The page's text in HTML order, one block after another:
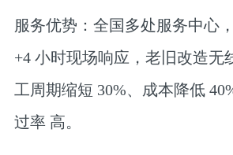
服务优势：全国多处服务中心
+4 小时现场响应，老旧改造无
工周期缩短 30%、成本降低
过率 高。